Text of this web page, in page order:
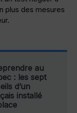
plus des mesures
au
: les sept
d’un
installé